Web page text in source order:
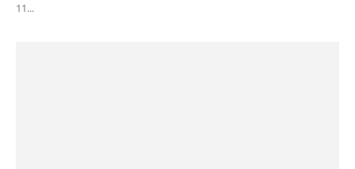
11...